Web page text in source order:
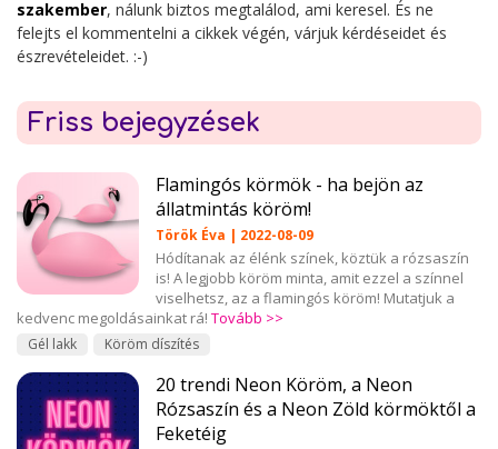
szakember, nálunk biztos megtalálod, ami keresel. És ne
felejts el kommentelni a cikkek végén, várjuk kérdéseidet és
észrevételeidet. :-)
Friss bejegyzések
Flamingós körmök - ha bejön az
állatmintás köröm!
Török Éva | 2022-08-09
Hódítanak az élénk színek, köztük a rózsaszín
is! A legjobb köröm minta, amit ezzel a színnel
viselhetsz, az a flamingós köröm! Mutatjuk a
kedvenc megoldásainkat rá! Tovább >>
Gél lakk Köröm díszítés
20 trendi Neon Köröm, a Neon
Rózsaszín és a Neon Zöld körmöktől a
Feketéig